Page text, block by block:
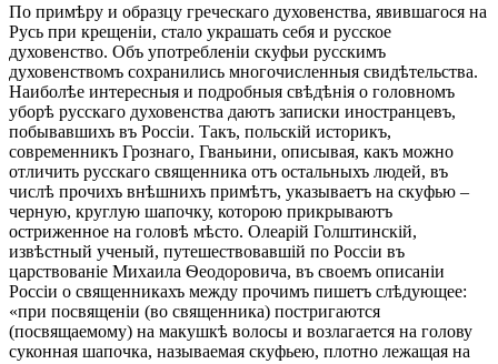
По примѣру и образцу греческаго духовенства, явившагося на
Русь при крещеніи, стало украшать себя и русское
духовенство. Объ употребленіи скуфьи русскимъ
духовенствомъ сохранились многочисленныя свидѣтельства.
Наиболѣе интересныя и подробныя свѣдѣнія о головномъ
уборѣ русскаго духовенства даютъ записки иностранцевъ,
побывавшихъ въ Россіи. Такъ, польскій историкъ,
современникъ Грознаго, Гваньини, описывая, какъ можно
отличить русскаго священника отъ остальныхъ людей, въ
числѣ прочихъ внѣшнихъ примѣтъ, указываетъ на скуфью –
черную, круглую шапочку, которою прикрываютъ
остриженное на головѣ мѣсто. Олеарій Голштинскій,
извѣстный ученый, путешествовавшій по Россіи въ
царствованіе Михаила Ѳеодоровича, въ своемъ описаніи
Россіи о священникахъ между прочимъ пишетъ слѣдующее:
«при посвященіи (во священника) постригаются
(посвящаемому) на макушкѣ волосы и возлагается на голову
суконная шапочка, называемая скуфьею, плотно лежащая на